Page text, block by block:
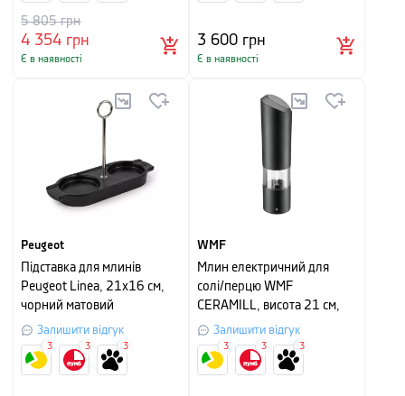
4 354 грн
5 805грн
Є в наявності
3 600 грн
Є в наявності
Peugeot
Підставка для млинів
Peugeot Linea, 21х16 см,
чорний матовий
Залишити відгук
3 3 3
WMF
Млин електричний для
солі/перцю WMF
CERAMILL, висота 21 см,
чорний
Залишити відгук
3 3 3